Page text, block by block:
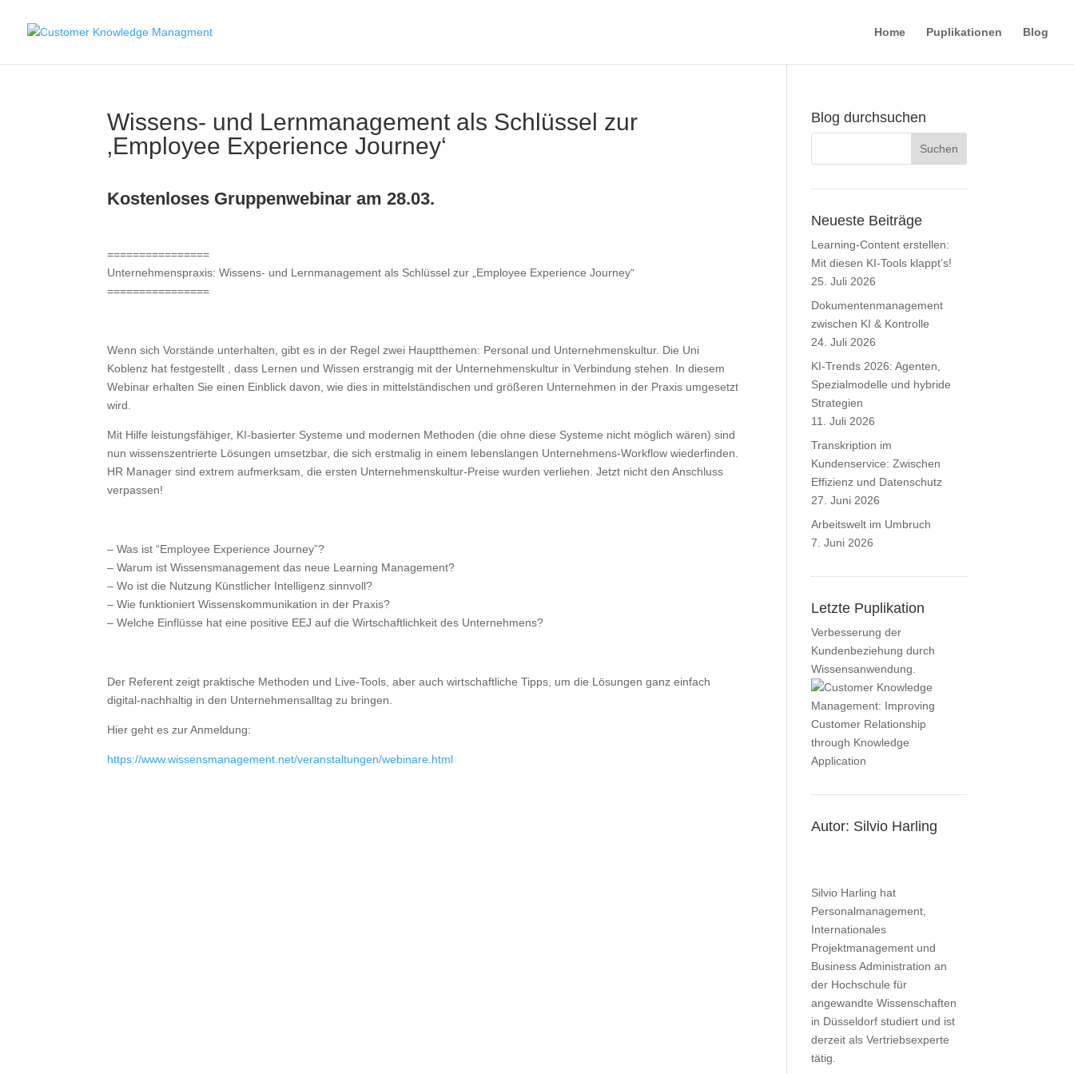
Home Puplikationen Blog
Wissens- und Lernmanagement als Schlüssel zur
‚Employee Experience Journey‘
Kostenloses Gruppenwebinar am 28.03.
================
Unternehmenspraxis: Wissens- und Lernmanagement als Schlüssel zur „Employee Experience Journey“
================
Wenn sich Vorstände unterhalten, gibt es in der Regel zwei Hauptthemen: Personal und Unternehmenskultur. Die Uni
Koblenz hat festgestellt , dass Lernen und Wissen erstrangig mit der Unternehmenskultur in Verbindung stehen. In diesem
Webinar erhalten Sie einen Einblick davon, wie dies in mittelständischen und größeren Unternehmen in der Praxis umgesetzt
wird.
Mit Hilfe leistungsfähiger, KI-basierter Systeme und modernen Methoden (die ohne diese Systeme nicht möglich wären) sind
nun wissenszentrierte Lösungen umsetzbar, die sich erstmalig in einem lebenslangen Unternehmens-Workflow wiederfinden.
HR Manager sind extrem aufmerksam, die ersten Unternehmenskultur-Preise wurden verliehen. Jetzt nicht den Anschluss
verpassen!
– Was ist “Employee Experience Journey”?
– Warum ist Wissensmanagement das neue Learning Management?
– Wo ist die Nutzung Künstlicher Intelligenz sinnvoll?
– Wie funktioniert Wissenskommunikation in der Praxis?
– Welche Einflüsse hat eine positive EEJ auf die Wirtschaftlichkeit des Unternehmens?
Der Referent zeigt praktische Methoden und Live-Tools, aber auch wirtschaftliche Tipps, um die Lösungen ganz einfach
digital-nachhaltig in den Unternehmensalltag zu bringen.
Hier geht es zur Anmeldung:
https://www.wissensmanagement.net/veranstaltungen/webinare.html
Blog durchsuchen
Neueste Beiträge
Learning-Content erstellen:
Mit diesen KI-Tools klappt’s!
25. Juli 2026
Dokumentenmanagement
zwischen KI & Kontrolle
24. Juli 2026
KI-Trends 2026: Agenten,
Spezialmodelle und hybride
Strategien
11. Juli 2026
Transkription im
Kundenservice: Zwischen
Effizienz und Datenschutz
27. Juni 2026
Arbeitswelt im Umbruch
7. Juni 2026
Letzte Puplikation
Verbesserung der
Kundenbeziehung durch
Wissensanwendung.
Autor: Silvio Harling
Silvio Harling hat
Personalmanagement,
Internationales
Projektmanagement und
Business Administration an
der Hochschule für
angewandte Wissenschaften
in Düsseldorf studiert und ist
derzeit als Vertriebsexperte
tätig.